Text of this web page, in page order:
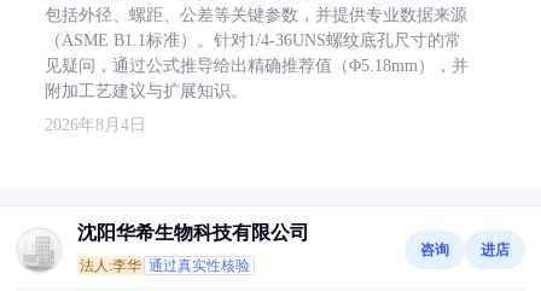
包括外径、螺距、公差等关键参数，并提供专业数据来源
（ASME B1.1标准）。针对1/4-36UNS螺纹底孔尺寸的常
见疑问，通过公式推导给出精确推荐值（Φ5.18mm），并
附加工艺建议与扩展知识。
2026年8月4日
沈阳华希生物科技有限公司
法人:李华 通过真实性核验
咨询 进店